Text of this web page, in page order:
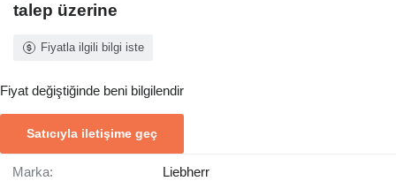
talep üzerine
Fiyatla ilgili bilgi iste
Fiyat değiştiğinde beni bilgilendir
Satıcıyla iletişime geç
Marka: Liebherr